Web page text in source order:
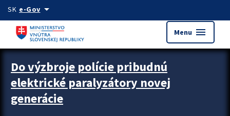
Preskocit na hlavný obsah
SK e-Govarrow_drop_down
Menu menu
Zastavit automatický posun upútavok
Do výzbroje polície pribudnú
elektrické paralyzátory novej
generácie